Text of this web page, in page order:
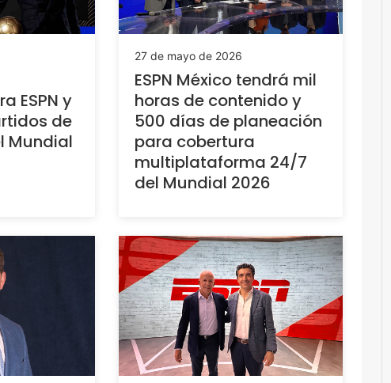
ESPN y
de
Mundial
27 de mayo de 2026
ESPN México tendrá mil
horas de contenido y
500 días de planeación
para cobertura
multiplataforma 24/7
del Mundial 2026